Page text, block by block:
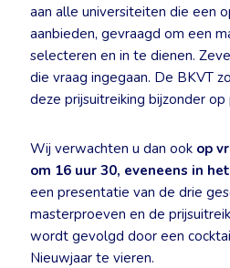
aan alle universiteiten die een
aanbieden, gevraagd om een
selecteren en in te dienen.
die vraag ingegaan. De BKVT
deze prijsuitreiking bijzonder op
Wij verwachten u dan ook op
om 16 uur 30, eveneens in
een presentatie van de drie
masterproeven en de
wordt gevolgd door een
Nieuwjaar te vieren.